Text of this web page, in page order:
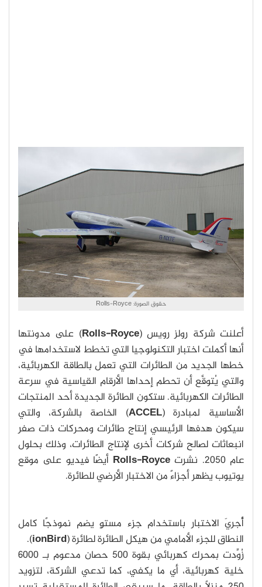
حقوق الصورة: Rolls-Royce
أعلنت شركة رولز رويس (Rolls-Royce) على مدونتها
أنها أكملت اختبار التكنولوجيا التي تخطط لاستخدامها في
خطها الجديد من الطائرات التي تعمل بالطاقة الكهربائية،
والتي يُتوقَّع أن تحطم إحداها الأرقام القياسية في سرعة
الطائرات الكهربائية. ستكون الطائرة الجديدة أحد المنتجات
الأساسية لمبادرة (ACCEL) الخاصة بالشركة، والتي
سيكون هدفها الرئيسي إنتاج طائرات ومحركات ذات صفر
انبعاثات لصالح شركات أخرى لإنتاج الطائرات، وذلك بحلول
عام 2050. نشرت
Rolls-Royce أيضًا فيديو على موقع
يوتيوب يظهر أجزاءً من الاختبار الأرضي للطائرة.
أُجريَ الاختبار باستخدام جزء مستوٍ يضم نموذجًا كامل
النطاق للجزء الأمامي من هيكل الطائرة لطائرة (ionBird
).
زُوِّدت بمحرك كهربائي بقوة 500 حصان مدعوم بـ 6000
خلية كهربائية، أي ما يكفي، كما تدعي الشركة، لتزويد